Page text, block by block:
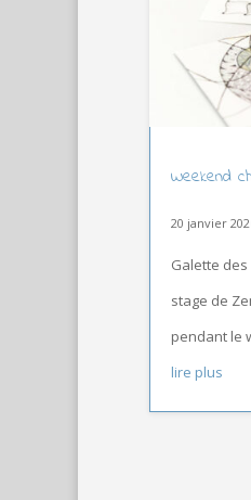
Weekend
20 janvier
Galette
stage de
pendant le
lire plus